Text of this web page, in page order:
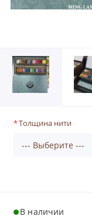
В наличии
Толщина нити